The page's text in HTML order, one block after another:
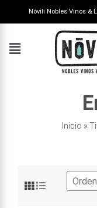
Nóvili Nobles Vinos &
Inicio »